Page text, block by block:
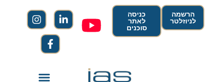
הרשמה
לניוזלטר
כניסה
לאתר
סוכנים